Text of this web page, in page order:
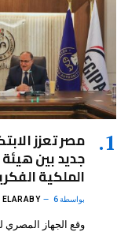
مصر تعزز
جديد بين
الملكية
بواسطة ELARABY 6 أغسطس، 2026
وقع الجهاز المصري